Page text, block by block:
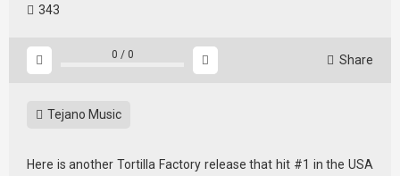
343
0 / 0 Share
Tejano Music
Here is another Tortilla Factory release that hit #1 in the USA